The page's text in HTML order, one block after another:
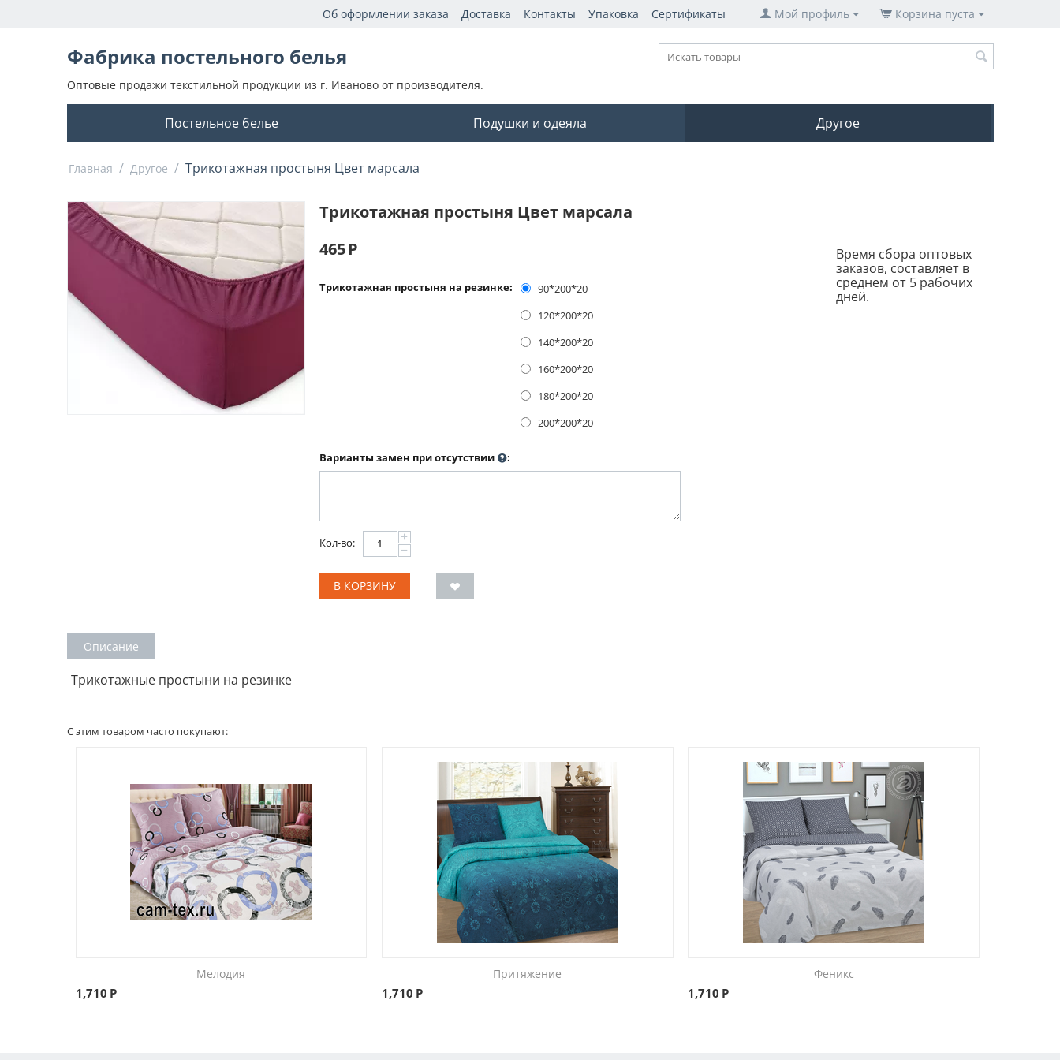
Корзина пуста
Мой профиль
Об оформлении заказа Доставка Контакты Упаковка Сертификаты
Фабрика постельного белья
Оптовые продажи текстильной продукции из г. Иваново от производителя.
Постельное белье Подушки и одеяла Другое
Главная / Другое / Трикотажная простыня Цвет марсала
Трикотажная простыня Цвет марсала
Время сбора оптовых
заказов, составляет в
среднем от 5 рабочих
дней.
465Р
Трикотажная простыня на резинке:
90*200*20
120*200*20
140*200*20
160*200*20
180*200*20
200*200*20
Варианты замен при отсутствии :
Кол-во: +
−
В КОРЗИНУ
Описание
Трикотажные простыни на резинке
С этим товаром часто покупают:
Мелодия
1,710 Р
Притяжение
1,710 Р
Феникс
1,710 Р